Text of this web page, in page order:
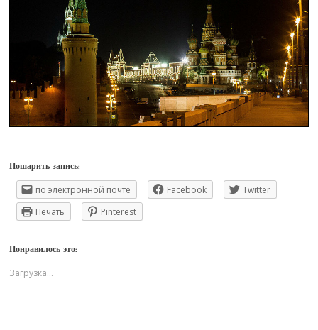
Пошарить запись:
по электронной почте Facebook
Twitter
Печать
Pinterest
Понравилось это:
Загрузка...